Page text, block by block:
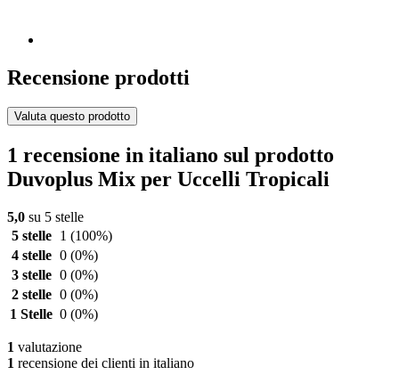
Recensione prodotti
Valuta questo prodotto
1 recensione in italiano sul prodotto
Duvoplus Mix per Uccelli Tropicali
5,0 su 5 stelle
5 stelle
1 (100%)
4 stelle 0 (0%)
3 stelle 0 (0%)
2 stelle 0 (0%)
1 Stelle 0 (0%)
1 valutazione
1 recensione dei clienti in italiano